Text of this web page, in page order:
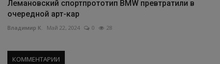
Лемановский спортпрототип BMW превтратили в
очередной арт-кар
Владимир К. Май 22, 2024 0 28
КОММЕНТАРИИ